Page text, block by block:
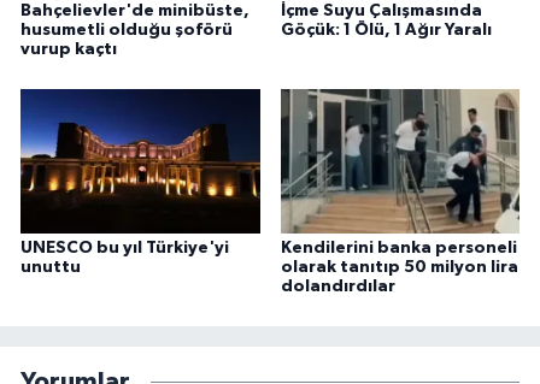
Bahçelievler'de minibüste,
husumetli olduğu şoförü
vurup kaçtı
İçme Suyu Çalışmasında
Göçük: 1 Ölü, 1 Ağır Yaralı
UNESCO bu yıl Türkiye'yi
unuttu
Kendilerini banka personeli
olarak tanıtıp 50 milyon lira
dolandırdılar